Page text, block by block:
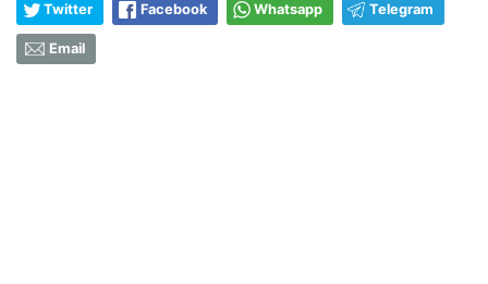
Twitter Facebook Whatsapp Telegram
Email